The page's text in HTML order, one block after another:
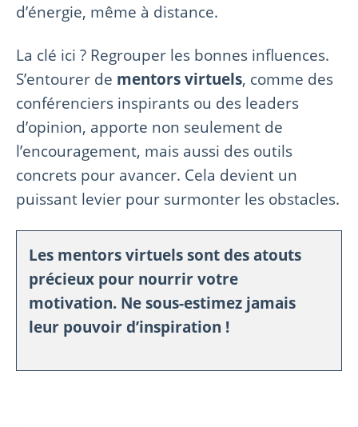
d’énergie, même à distance.
La clé ici ? Regrouper les bonnes influences.
S’entourer de mentors virtuels, comme des
conférenciers inspirants ou des leaders
d’opinion, apporte non seulement de
l’encouragement, mais aussi des outils
concrets pour avancer. Cela devient un
puissant levier pour surmonter les obstacles.
Les mentors virtuels sont des atouts
précieux pour nourrir votre
motivation. Ne sous-estimez jamais
leur pouvoir d’inspiration !